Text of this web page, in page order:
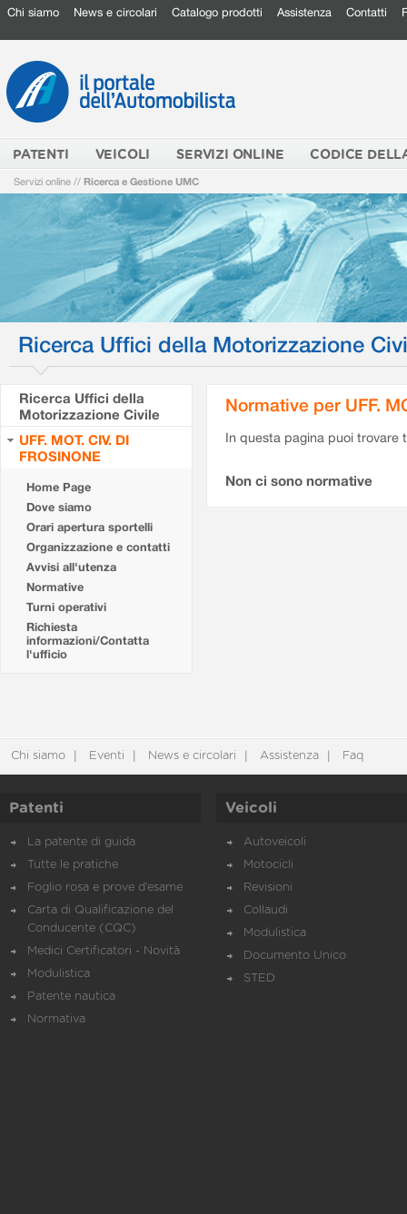
Chi siamo News e circolari Catalogo prodotti Assistenza Contatti
PATENTI VEICOLI SERVIZI ONLINE CODICE
Servizi online // Ricerca e Gestione UMC
Ricerca Uffici della Motorizzazione
Ricerca Uffici della
Motorizzazione Civile
UFF. MOT. CIV. DI
FROSINONE
Home Page
Dove siamo
Orari apertura sportelli
Organizzazione e contatti
Avvisi all'utenza
Normative
Turni operativi
Richiesta
informazioni/Contatta
l'ufficio
Normative per UFF.
In questa pagina puoi
Non ci sono normative
Chi siamo Eventi News e circolari Assistenza Faq
Patenti
La patente di guida
Tutte le pratiche
Foglio rosa e prove d’esame
Carta di Qualificazione del
Conducente (CQC)
Medici Certificatori - Novità
Modulistica
Patente nautica
Normativa
Veicoli
Autoveicoli
Motocicli
Revisioni
Collaudi
Modulistica
Documento Unico
STED